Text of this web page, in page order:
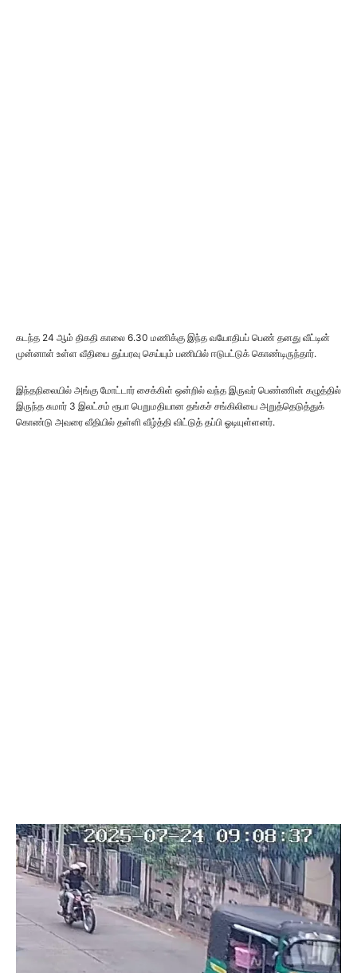
கடந்த 24 ஆம் திகதி காலை 6.30 மணிக்கு இந்த வயோதிபப் பெண் தனது வீட்டின்
முன்னாள் உள்ள வீதியை துப்பரவு செய்யும் பணியில் ஈடுபட்டுக் கொண்டிருந்தார்.
இந்தநிலையில் அங்கு மோட்டார் சைக்கிள் ஒன்றில் வந்த இருவர் பெண்ணின் கழுத்தில்
இருந்த சுமார் 3 இலட்சம் ரூபா பெறுமதியான தங்கச் சங்கிலியை அறுத்தெடுத்துக்
கொண்டு அவரை வீதியில் தள்ளி வீழ்த்தி விட்டுத் தப்பி ஓடியுள்ளனர்.